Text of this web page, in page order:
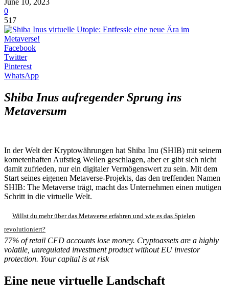
0
517
Facebook
Twitter
Pinterest
WhatsApp
Shiba Inus aufregender Sprung ins
Metaversum
In der Welt der Kryptowährungen hat Shiba Inu (SHIB) mit seinem
kometenhaften Aufstieg Wellen geschlagen, aber er gibt sich nicht
damit zufrieden, nur ein digitaler Vermögenswert zu sein. Mit dem
Start seines eigenen Metaverse-Projekts, das den treffenden Namen
SHIB: The Metaverse trägt, macht das Unternehmen einen mutigen
Schritt in die virtuelle Welt.
Willst du mehr über das Metaverse erfahren und wie es das Spielen
revolutioniert?
77% of retail CFD accounts lose money. Cryptoassets are a highly
volatile, unregulated investment product without EU investor
protection. Your capital is at risk
Eine neue virtuelle Landschaft